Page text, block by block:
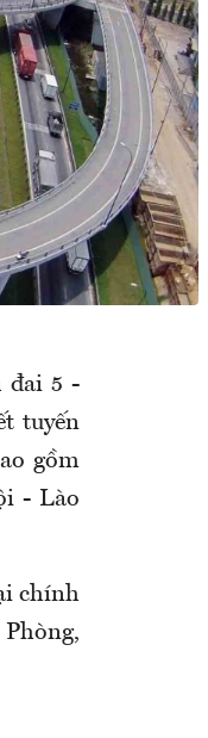
đai 5 -
tuyến
gồm
- Lào
chính